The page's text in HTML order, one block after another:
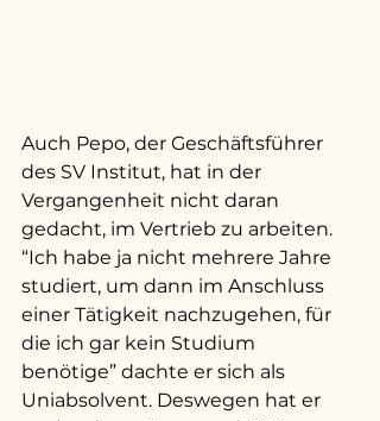
Auch Pepo, der Geschäftsführer
des SV Institut, hat in der
Vergangenheit nicht daran
gedacht, im Vertrieb zu arbeiten.
“Ich habe ja nicht mehrere Jahre
studiert, um dann im Anschluss
einer Tätigkeit nachzugehen, für
die ich gar kein Studium
benötige” dachte er sich als
Uniabsolvent. Deswegen hat er